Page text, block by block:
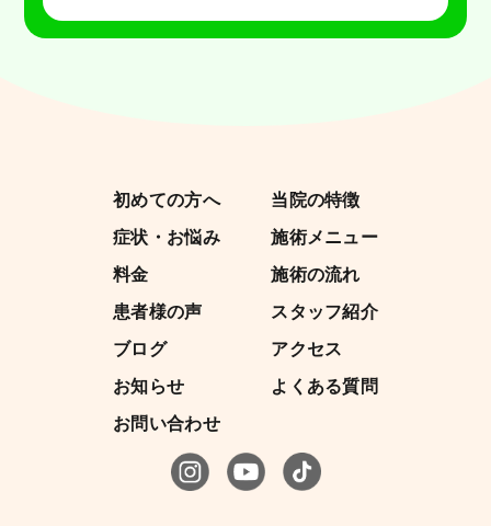
初めての方へ
当院の特徴
症状・お悩み
施術メニュー
料金
施術の流れ
患者様の声
スタッフ紹介
ブログ
アクセス
お知らせ
よくある質問
お問い合わせ